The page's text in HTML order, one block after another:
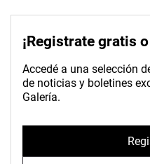
¡Registrate gratis
Accedé a una selección
de noticias y boletines
Galería.